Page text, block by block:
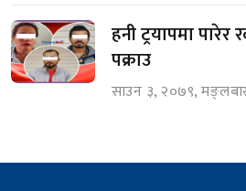
हनी ट्रयापमा
पक्राउ
साउन ३, २०७९,